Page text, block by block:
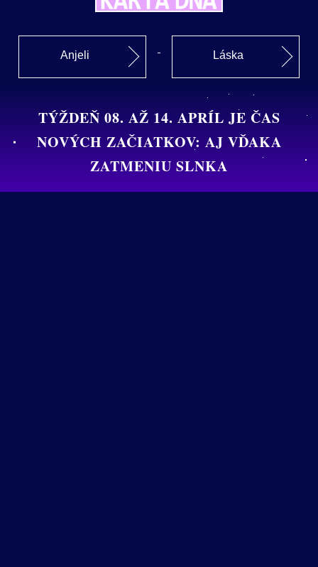
Anjeli Láska
TÝŽDEŇ 08. AŽ 14. APRÍL JE ČAS
NOVÝCH ZAČIATKOV: AJ VĎAKA
ZATMENIU SLNKA